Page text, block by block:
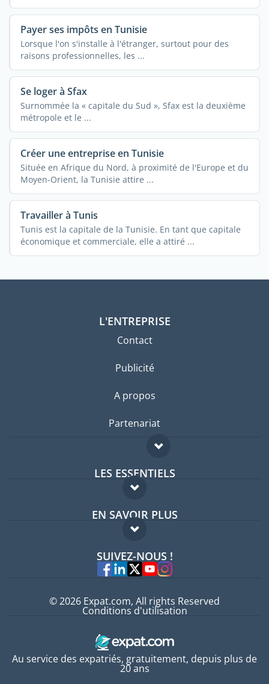
Payer ses impôts en Tunisie
Lorsque l'on s'installe à l'étranger, surtout pour des
raisons professionnelles, les ...
Se loger à Sfax
Surnommée la « capitale du Sud », Sfax est la deuxième
métropole et le ...
Créer une entreprise en Tunisie
Située en Afrique du Nord, à proximité de l'Europe et du
Moyen-Orient, la Tunisie attire ...
Travailler à Tunis
Tunis est la capitale de la Tunisie. En tant que capitale
économique et commerciale, elle a attiré ...
L'ENTREPRISE
Contact
Publicité
A propos
Partenariat
LES ESSENTIELS
Forum expatriés
Guides pays
EN SAVOIR PLUS
FAQ
Experts
SUIVEZ-NOUS !
Au service des expatriés, gratuitement, depuis plus de
20 ans
© 2026 Expat.com, All rights Reserved
Conditions d'utilisation